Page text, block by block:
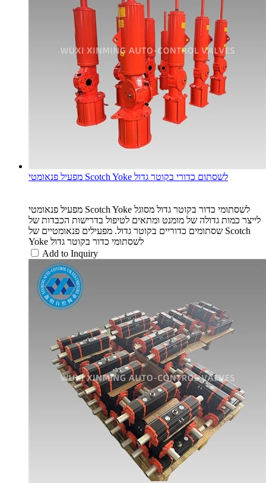
מפעיל פנאומטי Scotch Yoke לשסתום כדורי בקוטר גדול
מפעיל פנאומטי Scotch Yoke לשסתומי כדור בקוטר גדול מסוגל
לייצר כמות גדולה של מומנט ומתאים לטיפול בדרישות הכבדות של
שסתומים כדוריים בקוטר גדול. מפעילים פנאומטיים של Scotch
Yoke לשסתומי כדור בקוטר גדול
Add to Inquiry